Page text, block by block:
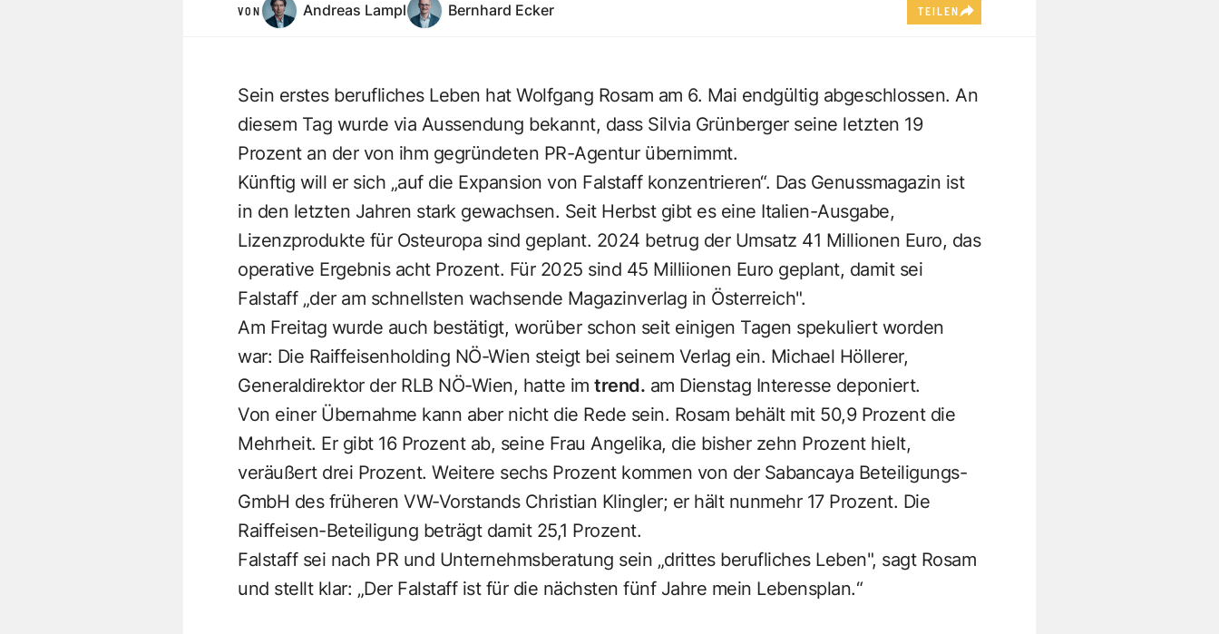
VON Andreas Lampl Bernhard Ecker TEILEN
Sein erstes berufliches Leben hat Wolfgang Rosam am 6. Mai endgültig abgeschlossen. An
diesem Tag wurde via Aussendung bekannt, dass Silvia Grünberger seine letzten 19
Prozent an der von ihm gegründeten PR-Agentur übernimmt.
Künftig will er sich „auf die Expansion von Falstaff konzentrieren“. Das Genussmagazin ist
in den letzten Jahren stark gewachsen. Seit Herbst gibt es eine Italien-Ausgabe,
Lizenzprodukte für Osteuropa sind geplant. 2024 betrug der Umsatz 41 Millionen Euro, das
operative Ergebnis acht Prozent. Für 2025 sind 45 Milliionen Euro geplant, damit sei
Falstaff „der am schnellsten wachsende Magazinverlag in Österreich".
Am Freitag wurde auch bestätigt, worüber schon seit einigen Tagen spekuliert worden
war: Die Raiffeisenholding NÖ-Wien steigt bei seinem Verlag ein. Michael Höllerer,
Generaldirektor der RLB NÖ-Wien, hatte im trend. am Dienstag Interesse deponiert.
Von einer Übernahme kann aber nicht die Rede sein. ­Rosam behält mit 50,9 Prozent die
Mehrheit. Er gibt 16 Prozent ab, seine Frau Angelika, die bisher zehn Prozent hielt,
veräußert drei Prozent. Weitere sechs Prozent kommen von der Sabancaya Beteiligungs-
GmbH des früheren VW-Vorstands Christian Klingler; er hält nunmehr 17 Prozent. Die
Raiffeisen-Beteiligung beträgt damit 25,1 Prozent.
Falstaff sei nach PR und Unternehmsberatung sein „drittes berufliches Leben", sagt Rosam
und stellt klar: „Der Falstaff ist für die nächsten fünf Jahre mein Lebensplan.“